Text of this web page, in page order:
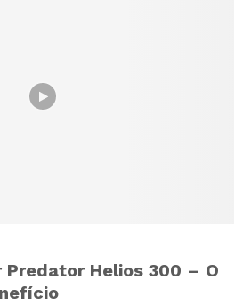
Predator Helios 300 – O